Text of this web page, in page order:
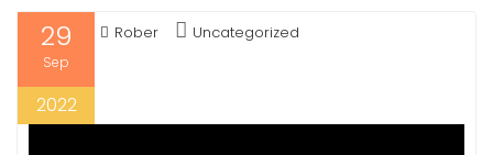
29
Sep
2022
Rober Uncategorized